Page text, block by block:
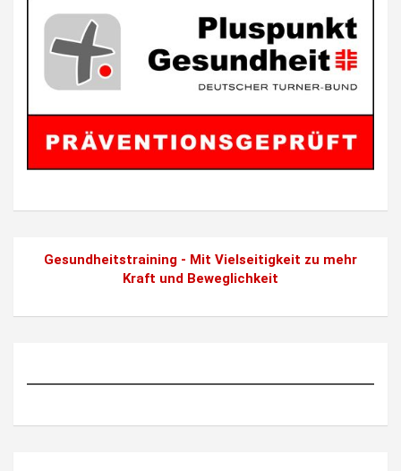
Gesundheitstraining - Mit Vielseitigkeit zu mehr
Kraft und Beweglichkeit